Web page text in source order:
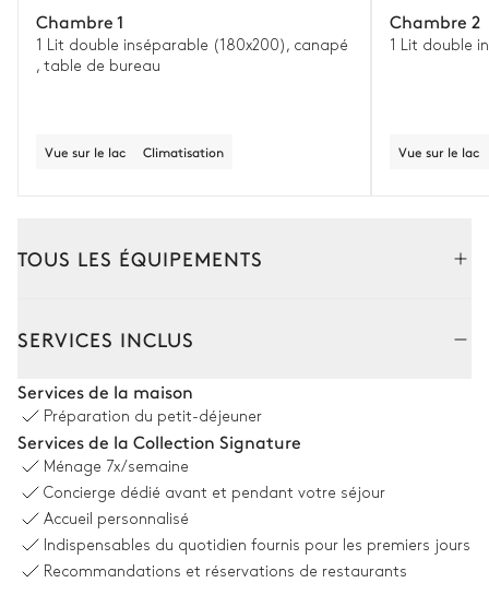
Chambre 1
1 Lit double inséparable (180x200), canapé
, table de bureau
Vue sur le lac Climatisation
Chambre 2
1 Lit double
Vue sur le lac
TOUS LES ÉQUIPEMENTS
Vue sur le lac Climatisation
Canapé
Fauteuils
Cheminée
SERVICES INCLUS
Services de la maison
Préparation du petit-déjeuner
Services de la Collection Signature
Ménage 7x/semaine
Concierge dédié avant et pendant votre séjour
Accueil personnalisé
Indispensables du quotidien fournis pour les premiers jours
Recommandations et réservations de restaurants